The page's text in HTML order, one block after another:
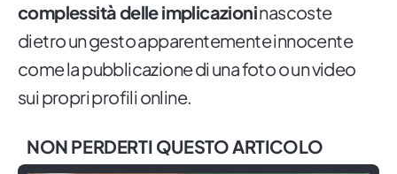
complessità delle implicazioninascoste
dietro un gesto apparentemente innocente
come la pubblicazione di una foto o un video
sui propri profili online.
NON PERDERTI QUESTO ARTICOLO